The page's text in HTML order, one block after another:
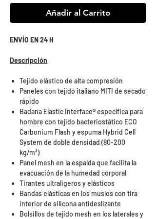
Añadir al Carrito
ENVÍO EN 24 H
Descripción
Tejido elástico de alta compresión
Paneles con tejido italiano MITI de secado
rápido
Badana Elastic Interface® específica para
hombre con tejido bacteriostático ECO
Carbonium Flash y espuma Hybrid Cell
System de doble densidad (80-200
kg/m³)
Panel mesh en la espalda que facilita la
evacuación de la humedad corporal
Tirantes ultraligeros y elásticos
Bandas elásticas en los muslos con tira
interior de silicona antideslizante
Bolsillos de tejido mesh en los laterales y